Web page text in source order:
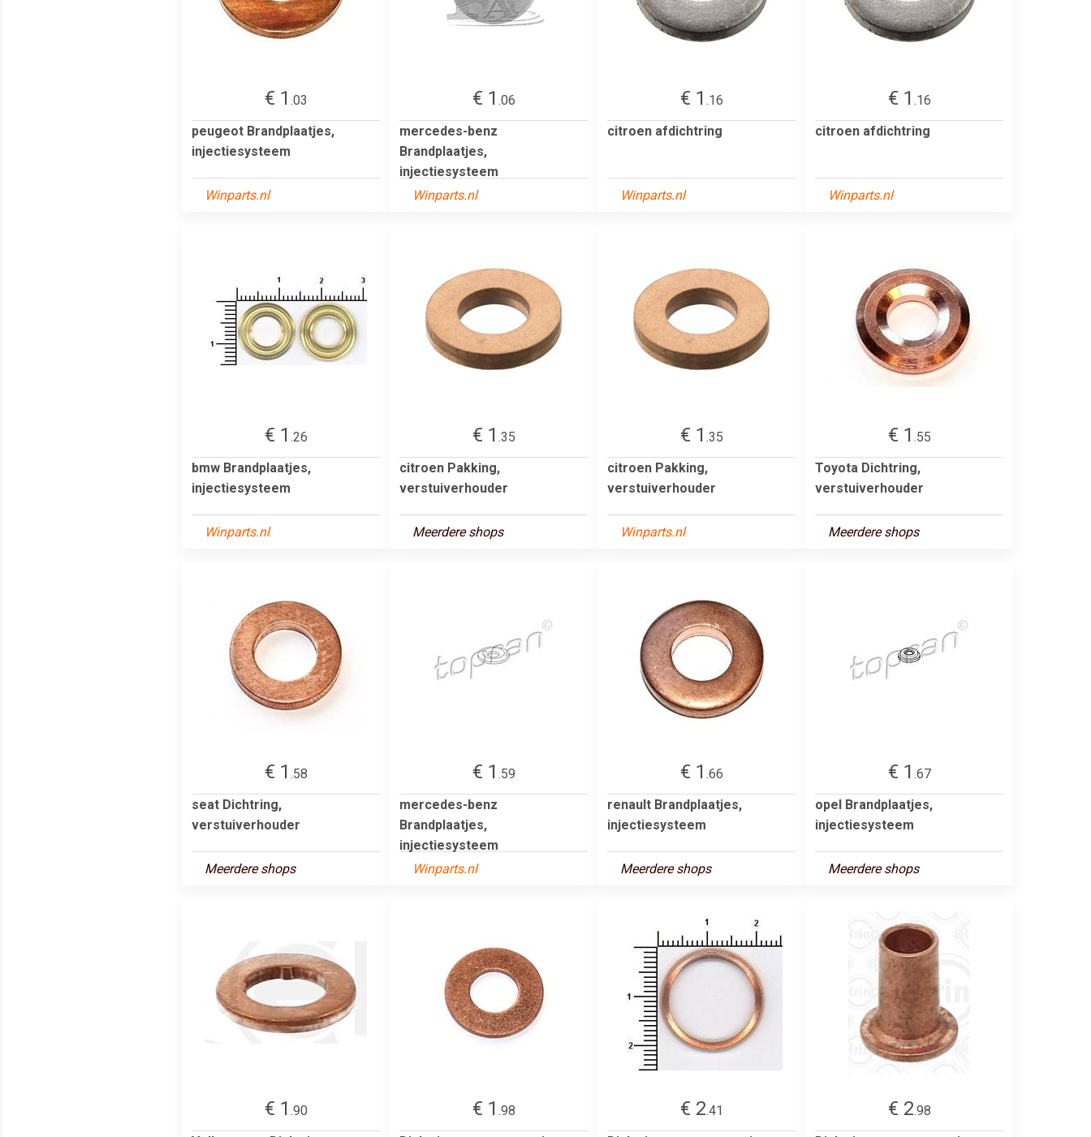
€ 1 .03
peugeot Brandplaatjes,
injectiesysteem
Winparts.nl
€ 1 .06
mercedes-benz
Brandplaatjes,
injectiesysteem
Winparts.nl
€ 1 .16
citroen afdichtring
Winparts.nl
€ 1 .16
citroen afdichtring
Winparts.nl
€ 1 .26
bmw Brandplaatjes,
injectiesysteem
Winparts.nl
€ 1 .35
citroen Pakking,
verstuiverhouder
Meerdere shops
€ 1 .35
citroen Pakking,
verstuiverhouder
Winparts.nl
€ 1 .55
Toyota Dichtring,
verstuiverhouder
Meerdere shops
€ 1 .58
seat Dichtring,
verstuiverhouder
Meerdere shops
€ 1 .59
mercedes-benz
Brandplaatjes,
injectiesysteem
Winparts.nl
€ 1 .66
renault Brandplaatjes,
injectiesysteem
Meerdere shops
€ 1 .67
opel Brandplaatjes,
injectiesysteem
Meerdere shops
€ 1 .90
€ 1 .98
€ 2.41
€ 2.98